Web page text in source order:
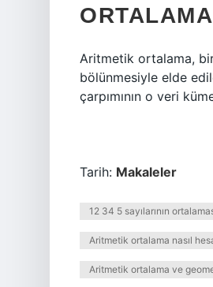
Aritmetik ortalama,
bölünmesiyle elde
çarpımının o veri
Tarih: Makaleler
12 34 5 sayılarının
Aritmetik ortalama nasıl
Aritmetik ortalama ve